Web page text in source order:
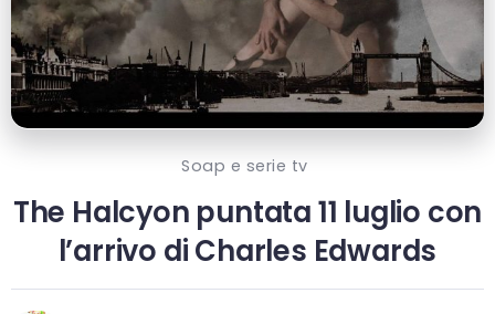
Soap e serie tv
The Halcyon puntata 11 luglio con
l’arrivo di Charles Edwards